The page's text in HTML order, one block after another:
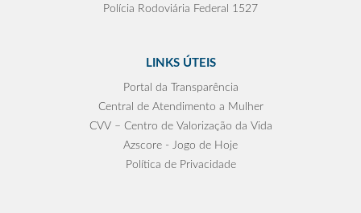
Polícia Rodoviária Federal 1527
LINKS ÚTEIS
Portal da Transparência
Central de Atendimento a Mulher
CVV – Centro de Valorização da Vida
Azscore - Jogo de Hoje
Política de Privacidade